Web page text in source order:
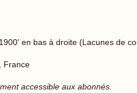
en bas à droite (Lacunes de
France
accessible aux abonnés.